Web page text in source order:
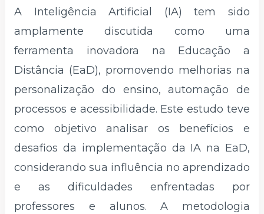
A Inteligência Artificial (IA) tem sido
amplamente discutida como uma
ferramenta inovadora na Educação a
Distância (EaD), promovendo melhorias na
personalização do ensino, automação de
processos e acessibilidade. Este estudo teve
como objetivo analisar os benefícios e
desafios da implementação da IA na EaD,
considerando sua influência no aprendizado
e as dificuldades enfrentadas por
professores e alunos. A metodologia